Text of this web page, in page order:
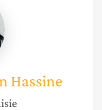
Hassine